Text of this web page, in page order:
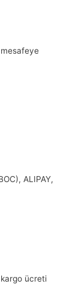
mesafeye
ALIPAY,
ücreti